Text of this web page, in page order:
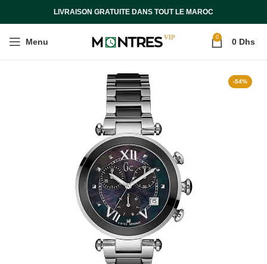
LIVRAISON GRATUITE DANS TOUT LE MAROC
Menu 0 0 Dhs
-54%